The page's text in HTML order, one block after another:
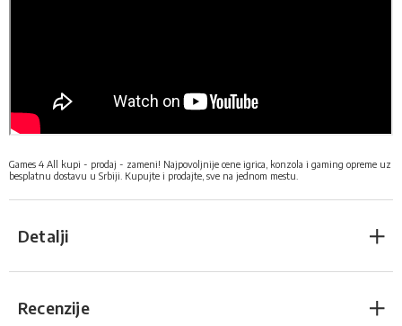
Games 4 All kupi - prodaj - zameni! Najpovoljnije cene igrica, konzola i gaming opreme uz
besplatnu dostavu u Srbiji Kupujte i prodajte, sve na jednom mestu.
Detalji
Recenzije